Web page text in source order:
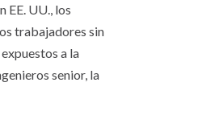
UU., los
trabajadores sin
a la
senior, la